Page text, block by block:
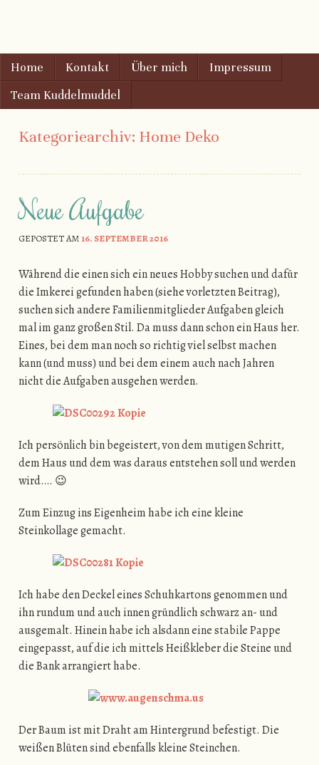
AugenschMaus
Menu
Gehe zu Inhalt
Home Kontakt Über mich
Impressum
Team Kuddelmuddel
Kategoriearchiv: Home Deko
Neue Aufgabe
GEPOSTET AM16. SEPTEMBER 2016
Während die einen sich ein neues Hobby suchen und dafür
die Imkerei gefunden haben (siehe vorletzten Beitrag),
suchen sich andere Familienmitglieder Aufgaben gleich
mal im ganz großen Stil. Da muss dann schon ein Haus her.
Eines, bei dem man noch so richtig viel selbst machen
kann (und muss) und bei dem einem auch nach Jahren
nicht die Aufgaben ausgehen werden.
Ich persönlich bin begeistert, von dem mutigen Schritt,
dem Haus und dem was daraus entstehen soll und werden
wird…. 😉
Zum Einzug ins Eigenheim habe ich eine kleine
Steinkollage gemacht.
Ich habe den Deckel eines Schuhkartons genommen und
ihn rundum und auch innen gründlich schwarz an- und
ausgemalt. Hinein habe ich alsdann eine stabile Pappe
eingepasst, auf die ich mittels Heißkleber die Steine und
die Bank arrangiert habe.
Der Baum ist mit Draht am Hintergrund befestigt. Die
weißen Blüten sind ebenfalls kleine Steinchen.